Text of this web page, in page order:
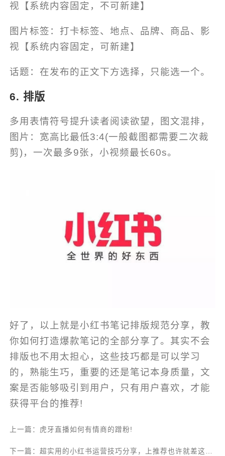
视【系统内容固定，不可新建】
图片标签：打卡标签、地点、品牌、商品、影
视【系统内容固定，可新建】
话题：在发布的正文下方选择，只能选一个。
6. 排版
多用表情符号提升读者阅读欲望，图文混排，
图片：宽高比最低3:4(一般截图都需要二次裁
剪)，一次最多9张，小视频最长60s。
好了，以上就是小红书笔记排版规范分享，教
你如何打造爆款笔记的全部分享了。其实不会
排版也不用太担心，这些技巧都是可以学习
的，熟能生巧，重要的还是笔记本身质量，文
案是否能够吸引到用户，只有用户喜欢，才能
获得平台的推荐!
上一篇：虎牙直播如何有情商的蹭粉!